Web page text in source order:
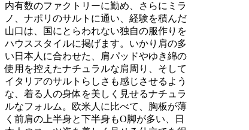
内有数のファクトリーに勤め、さらにミラ
ノ、ナポリのサルトに通い、経験を積んだ
山口は、国にとらわれない独自の服作りを
ハウススタイルに掲げます。いかり肩の多
い日本人に合わせた、肩パッドやゆき綿の
使用を控えたナチュラルな肩周り、そして
イタリアのサルトらしさも感じさせるよう
な、着る人の身体を美しく見せるナチュラ
ルなフォルム。欧米人に比べて、胸板が薄
く前肩の上半身と下半身もO脚が多い、日